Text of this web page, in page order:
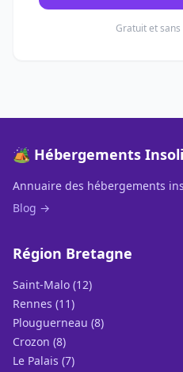
Gratuit et
🏕️ Hébergements
Annuaire des hébergements
Blog →
Région Bretagne
Saint-Malo (12)
Rennes (11)
Plouguerneau (8)
Crozon (8)
Le Palais (7)